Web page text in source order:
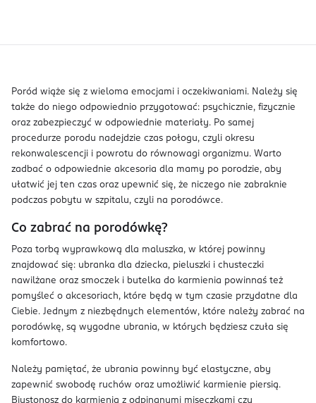
Poród wiąże się z wieloma emocjami i oczekiwaniami. Należy się
także do niego odpowiednio przygotować: psychicznie, fizycznie
oraz zabezpieczyć w odpowiednie materiały. Po samej
procedurze porodu nadejdzie czas połogu, czyli okresu
rekonwalescencji i powrotu do równowagi organizmu. Warto
zadbać o odpowiednie akcesoria dla mamy po porodzie, aby
ułatwić jej ten czas oraz upewnić się, że niczego nie zabraknie
podczas pobytu w szpitalu, czyli na porodówce.
Co zabrać na porodówkę?
Poza torbą wyprawkową dla maluszka, w której powinny
znajdować się: ubranka dla dziecka, pieluszki i chusteczki
nawilżane oraz smoczek i butelka do karmienia powinnaś też
pomyśleć o akcesoriach, które będą w tym czasie przydatne dla
Ciebie. Jednym z niezbędnych elementów, które należy zabrać na
porodówkę, są wygodne ubrania, w których będziesz czuła się
komfortowo.
Należy pamiętać, że ubrania powinny być elastyczne, aby
zapewnić swobodę ruchów oraz umożliwić karmienie piersią.
Biustonosz do karmienia z odpinanymi miseczkami czy